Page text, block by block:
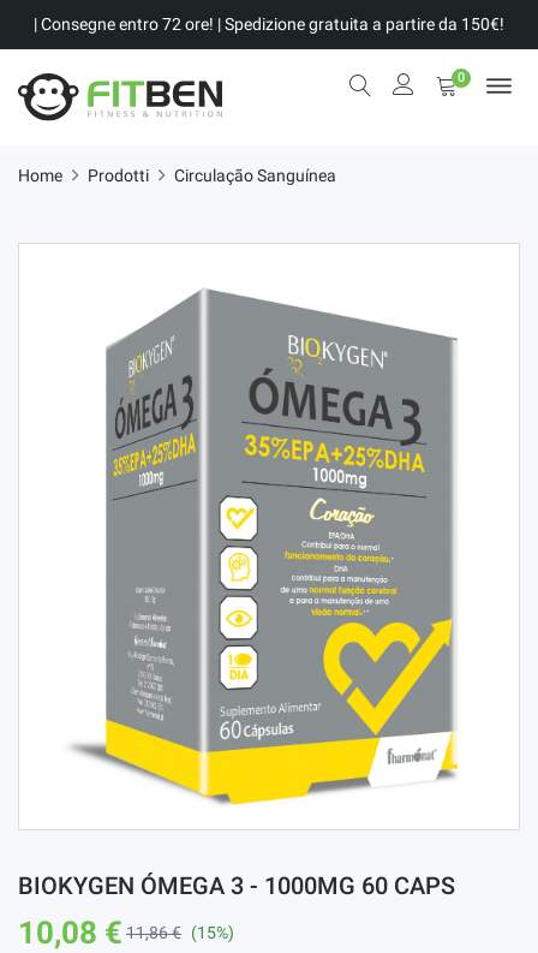
| Consegne entro 72 ore! | Spedizione gratuita a partire da 150€!
0
Home Prodotti Circulação Sanguínea
BIOKYGEN ÓMEGA 3 - 1000MG 60 CAPS
10,08 € 11,86 € (15%)